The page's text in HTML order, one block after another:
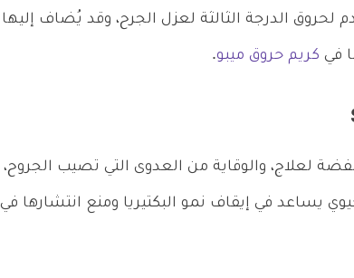
الدرجة الثالثة لعزل الجرح، وقد يُضاف إليها
في كريم حروق ميبو.
لعلاج، والوقاية من العدوى التي تصيب الجروح،
يساعد في إيقاف نمو البكتيريا ومنع انتشارها في